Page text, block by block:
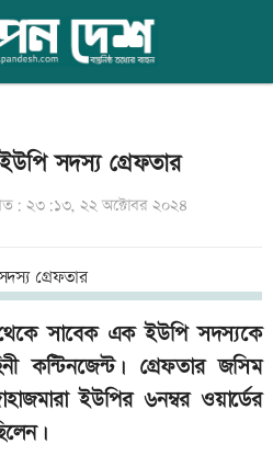
সদস্য গ্রেফতার
২৩:১৩, ২২ অক্টোবর ২০২৪
থেকে সাবেক এক ইউপি সদস্যকে
কন্টিনজেন্ট। গ্রেফতার জসিম
ইউপির ৬নম্বর ওয়ার্ডের